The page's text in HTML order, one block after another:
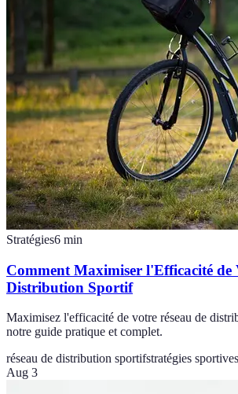
Stratégies6 min
Comment Maximiser l'Efficacité de
Distribution Sportif
Maximisez l'efficacité de votre réseau de
notre guide pratique et complet.
réseau de distribution sportifstratégies sportives
Aug 3